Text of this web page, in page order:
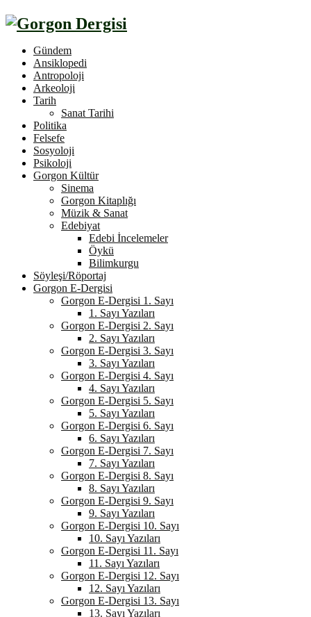
Gündem
Ansiklopedi
Antropoloji
Arkeoloji
Tarih
Sanat Tarihi
Politika
Felsefe
Sosyoloji
Psikoloji
Gorgon Kültür
Sinema
Gorgon Kitaplığı
Müzik & Sanat
Edebiyat
Edebi İncelemeler
Öykü
Bilimkurgu
Söyleşi/Röportaj
Gorgon E-Dergisi
Gorgon E-Dergisi 1. Sayı
1. Sayı Yazıları
Gorgon E-Dergisi 2. Sayı
2. Sayı Yazıları
Gorgon E-Dergisi 3. Sayı
3. Sayı Yazıları
Gorgon E-Dergisi 4. Sayı
4. Sayı Yazıları
Gorgon E-Dergisi 5. Sayı
5. Sayı Yazıları
Gorgon E-Dergisi 6. Sayı
6. Sayı Yazıları
Gorgon E-Dergisi 7. Sayı
7. Sayı Yazıları
Gorgon E-Dergisi 8. Sayı
8. Sayı Yazıları
Gorgon E-Dergisi 9. Sayı
9. Sayı Yazıları
Gorgon E-Dergisi 10. Sayı
10. Sayı Yazıları
Gorgon E-Dergisi 11. Sayı
11. Sayı Yazıları
Gorgon E-Dergisi 12. Sayı
12. Sayı Yazıları
Gorgon E-Dergisi 13. Sayı
13. Sayı Yazıları